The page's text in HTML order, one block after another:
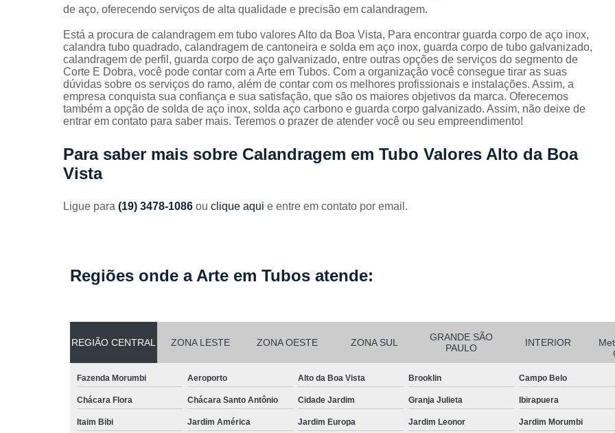
Guarda
corpos
carbono
Guarda
corpos ferro
Guarda
corpos
galvanizados
Guarda
corpos inox
aço carbono
Corrimão em Tubo de Aço
Corrimão Galvanizado com
Corrimão
Corrimão de Ferro
Corrimão Escada Interna Ferro
Corrimão Ferro de Escada
Corrimão Ferro para Escada
Corrimão com Ferro Tipo
Corrimão de Inox
Corrimão Escada
Corrimão Inox de Escada
Corrimão Inox para Escada
Corrimão Inox Quadrado
de aço, oferecendo serviços de alta qualidade e precisão em calandragem.
Está a procura de calandragem em tubo valores Alto da Boa Vista, Para encontrar guarda corpo de aço inox,
calandra tubo quadrado, calandragem de cantoneira e solda em aço inox, guarda corpo de tubo galvanizado,
calandragem de perfil, guarda corpo de aço galvanizado, entre outras opções de serviços do segmento de
Corte E Dobra, você pode contar com a Arte em Tubos. Com a organização você consegue tirar as suas
dúvidas sobre os serviços do ramo, além de contar com os melhores profissionais e instalações. Assim, a
empresa conquista sua confiança e sua satisfação, que são os maiores objetivos da marca. Oferecemos
também a opção de solda de aço inox, solda aço carbono e guarda corpo galvanizado. Assim, não deixe de
entrar em contato para saber mais. Teremos o prazer de atender você ou seu empreendimento!
Para saber mais sobre Calandragem em Tubo Valores Alto da Boa
Vista
Ligue para (19) 3478-1086 ou clique aqui e entre em contato por email.
Regiões onde a Arte em Tubos atende:
REGIÃO CENTRAL ZONA LESTE ZONA OESTE ZONA SUL
GRANDE SÃO
PAULO
INTERIOR
Fazenda Morumbi Aeroporto Alto da Boa Vista Brooklin Campo Belo
Chácara Flora Chácara Santo Antônio Cidade Jardim Granja Julieta Ibirapuera
Itaim Bibi Jardim América Jardim Europa Jardim Leonor Jardim Morumbi